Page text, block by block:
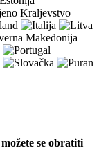
se obratiti